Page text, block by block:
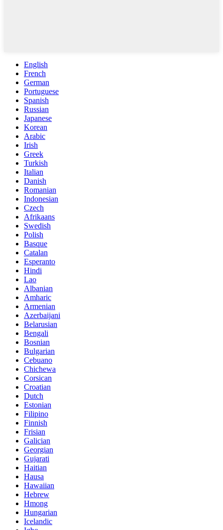
English
French
German
Portuguese
Spanish
Russian
Japanese
Korean
Arabic
Irish
Greek
Turkish
Italian
Danish
Romanian
Indonesian
Czech
Afrikaans
Swedish
Polish
Basque
Catalan
Esperanto
Hindi
Lao
Albanian
Amharic
Armenian
Azerbaijani
Belarusian
Bengali
Bosnian
Bulgarian
Cebuano
Chichewa
Corsican
Croatian
Dutch
Estonian
Filipino
Finnish
Frisian
Galician
Georgian
Gujarati
Haitian
Hausa
Hawaiian
Hebrew
Hmong
Hungarian
Icelandic